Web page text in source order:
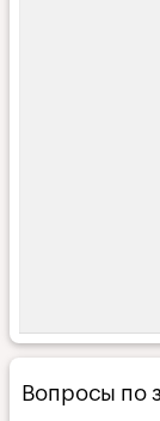
Вопросы по